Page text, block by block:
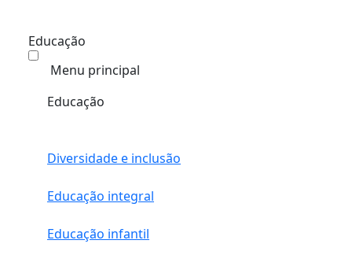
Educação
Menu principal
Educação
Diversidade e inclusão
Educação integral
Educação infantil